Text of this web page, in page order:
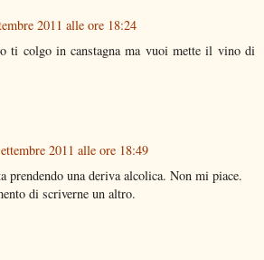
2011 alle ore 18:24
ti colgo in canstagna ma vuoi mette il vino di
2011 alle ore 18:49
prendendo una deriva alcolica. Non mi piace.
di scriverne un altro.